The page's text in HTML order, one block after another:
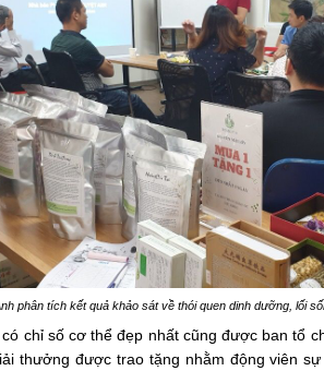
phân tích kết quả khảo sát về thói quen dinh dưỡng, lối
chỉ số cơ thể đẹp nhất cũng được ban tổ
thưởng được trao tặng nhằm động viên